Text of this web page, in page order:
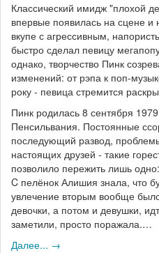
Классический имидж "плохой
впервые появилась на сцене и
вкупе с агрессивным,
быстро сделал певицу
однако, творчество Пинк
изменений: от рэпа к поп-
року - певица стремится
Пинк родилась 8 сентября
Пенсильвания. Постоянные
последующий развод,
настоящих друзей - такие
позволило пережить лишь
C пелёнок Алишия знала, что
увлечение вторым вообще
девочки, а потом и девушки,
заметили, просто поражала.…
Далее... →